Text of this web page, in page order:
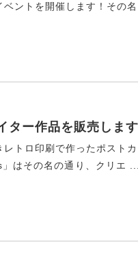
ントを開催します！その
ター作品を販売します
トロ印刷で作ったポスト
はその名の通り、クリエ ...